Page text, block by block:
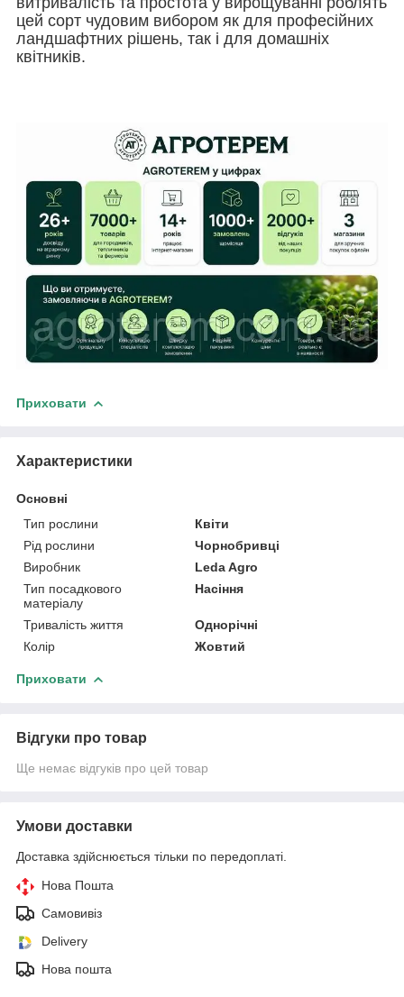
цей сорт чудовим вибором як для професійних
ландшафтних рішень, так і для домашніх
квітників.
Приховати
Характеристики
Основні
Тип рослини
Квіти
Рід рослини
Чорнобривці
Виробник
Leda Agro
Тип посадкового
матеріалу
Насіння
Тривалість життя
Однорічні
Колір
Жовтий
Приховати
Відгуки про товар
Ще немає відгуків про цей товар
Умови доставки
Доставка здійснюється тільки по передоплаті.
Нова Пошта
Самовивіз
Delivery
Нова пошта